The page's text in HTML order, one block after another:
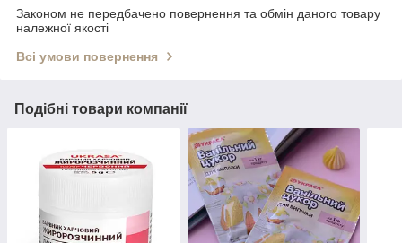
Законом не передбачено повернення та обмін даного товару
належної якості
Всі умови повернення
Подібні товари компанії